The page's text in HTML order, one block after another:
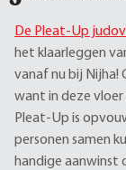
De Pleat-Up
het klaarleggen
vanaf nu bij Nijha!
want in deze
Pleat-Up is
personen samen
handige aanwinst